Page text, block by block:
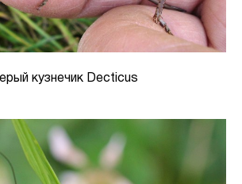
кузнечик Decticus